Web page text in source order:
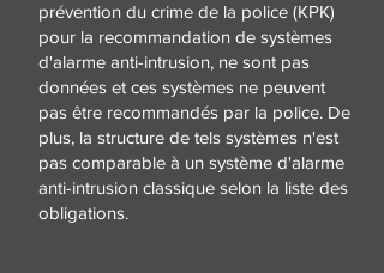
prévention du crime de la police (KPK)
pour la recommandation de systèmes
d'alarme anti-intrusion, ne sont pas
données et ces systèmes ne peuvent
pas être recommandés par la police. De
plus, la structure de tels systèmes n'est
pas comparable à un système d'alarme
anti-intrusion classique selon la liste des
obligations.